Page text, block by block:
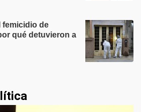
femicidio de
qué detuvieron a